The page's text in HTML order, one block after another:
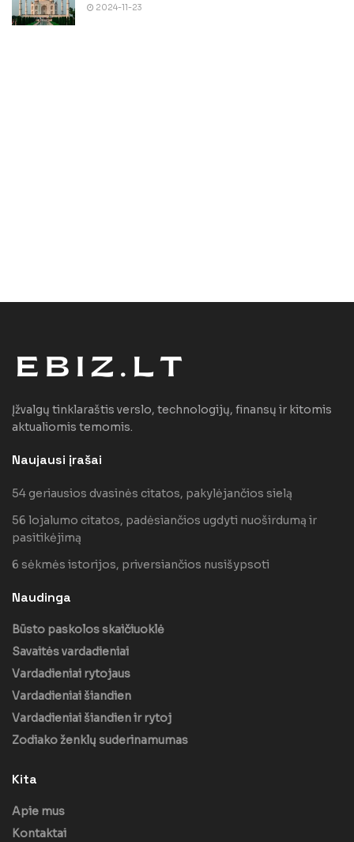
2024-11-23
Įžvalgų tinklaraštis verslo, technologijų, finansų ir kitomis
aktualiomis temomis.
Naujausi įrašai
54 geriausios dvasinės citatos, pakylėjančios sielą
56 lojalumo citatos, padėsiančios ugdyti nuoširdumą ir
pasitikėjimą
6 sėkmės istorijos, priversiančios nusišypsoti
Naudinga
Būsto paskolos skaičiuoklė
Savaitės vardadieniai
Vardadieniai rytojaus
Vardadieniai šiandien
Vardadieniai šiandien ir rytoj
Zodiako ženklų suderinamumas
Kita
Apie mus
Kontaktai